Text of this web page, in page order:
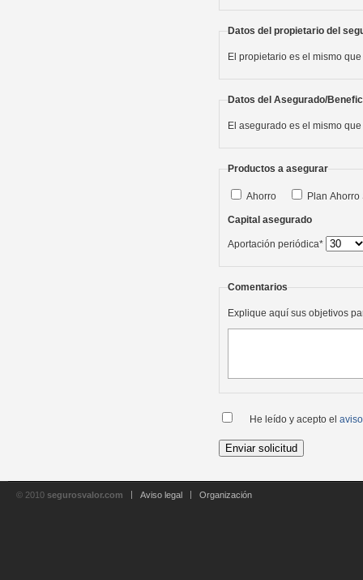
Datos del propietario del
El propietario es el mismo
Datos del Asegurado/
El asegurado es el mismo
Productos a asegurar
Ahorro Plan Ahorro
Capital asegurado
Aportación periódica*
Comentarios
Explique aquí sus objetivos
He leído y acepto el
© 2010 segurosvalor.com Aviso legal Organización